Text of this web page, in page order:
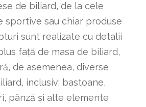
de biliard, de la cele
sportive sau chiar produse
sunt realizate cu detalii
față de masa de biliard,
de asemenea, diverse
inclusiv: bastoane,
pânză și alte elemente